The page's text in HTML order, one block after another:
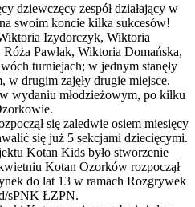
dziewczęcy zespół działający w
swoim koncie kilka sukcesów!
Izydorczyk, Wiktoria
Pawlak, Wiktoria Domańska,
turniejach; w jednym stanęły
w drugim zajęły drugie miejsce.
wydaniu młodzieżowym, po kilku
się zaledwie osiem miesięcy
się już 5 sekcjami dziecięcymi.
Kotan Kids było stworzenie
Kotan Ozorków rozpoczął
do lat 13 w ramach Rozgrywek
sPNK ŁZPN.